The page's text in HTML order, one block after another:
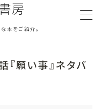
房
本をご紹介。
願い事』ネタバ